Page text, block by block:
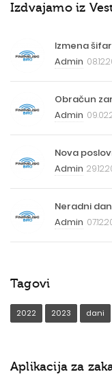
Izdvajamo iz
Izmena
Admin
Obračun
Admin
Nova
Admin
Neradni
Admin
Tagovi
2022 2023 dani
Aplikacija za